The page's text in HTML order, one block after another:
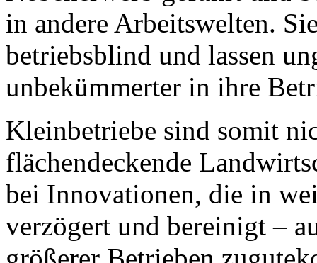
in andere Arbeitswelten.
betriebsblind und lassen
unbekümmerter in ihre
Kleinbetriebe sind somit
flächendeckende
bei Innovationen, die in
verzögert und bereinigt –